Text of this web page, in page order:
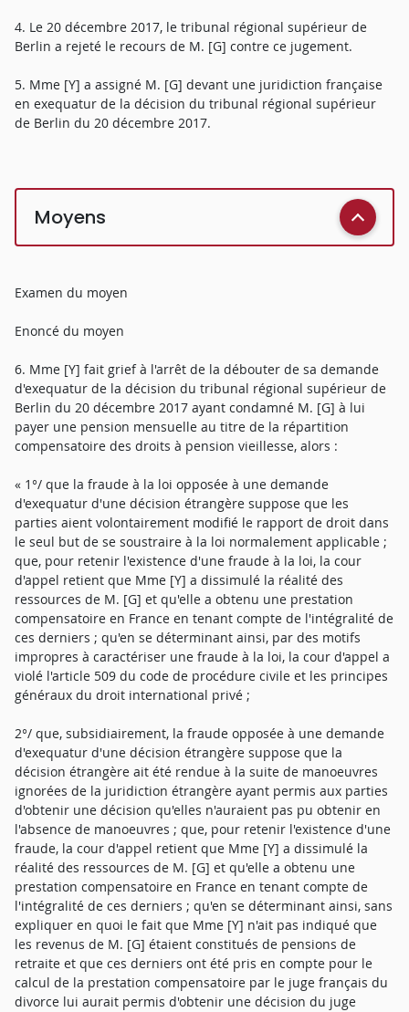
4. Le 20 décembre 2017, le tribunal régional supérieur de
Berlin a rejeté le recours de M. [G] contre ce jugement.
5. Mme [Y] a assigné M. [G] devant une juridiction française
en exequatur de la décision du tribunal régional supérieur
de Berlin du 20 décembre 2017.
Moyens
Examen du moyen
Enoncé du moyen
6. Mme [Y] fait grief à l'arrêt de la débouter de sa demande
d'exequatur de la décision du tribunal régional supérieur de
Berlin du 20 décembre 2017 ayant condamné M. [G] à lui
payer une pension mensuelle au titre de la répartition
compensatoire des droits à pension vieillesse, alors :
« 1°/ que la fraude à la loi opposée à une demande
d'exequatur d'une décision étrangère suppose que les
parties aient volontairement modifié le rapport de droit dans
le seul but de se soustraire à la loi normalement applicable ;
que, pour retenir l'existence d'une fraude à la loi, la cour
d'appel retient que Mme [Y] a dissimulé la réalité des
ressources de M. [G] et qu'elle a obtenu une prestation
compensatoire en France en tenant compte de l'intégralité de
ces derniers ; qu'en se déterminant ainsi, par des motifs
impropres à caractériser une fraude à la loi, la cour d'appel a
violé l'article 509 du code de procédure civile et les principes
généraux du droit international privé ;
2°/ que, subsidiairement, la fraude opposée à une demande
d'exequatur d'une décision étrangère suppose que la
décision étrangère ait été rendue à la suite de manoeuvres
ignorées de la juridiction étrangère ayant permis aux parties
d'obtenir une décision qu'elles n'auraient pas pu obtenir en
l'absence de manoeuvres ; que, pour retenir l'existence d'une
fraude, la cour d'appel retient que Mme [Y] a dissimulé la
réalité des ressources de M. [G] et qu'elle a obtenu une
prestation compensatoire en France en tenant compte de
l'intégralité de ces derniers ; qu'en se déterminant ainsi, sans
expliquer en quoi le fait que Mme [Y] n'ait pas indiqué que
les revenus de M. [G] étaient constitués de pensions de
retraite et que ces derniers ont été pris en compte pour le
calcul de la prestation compensatoire par le juge français du
divorce lui aurait permis d'obtenir une décision du juge